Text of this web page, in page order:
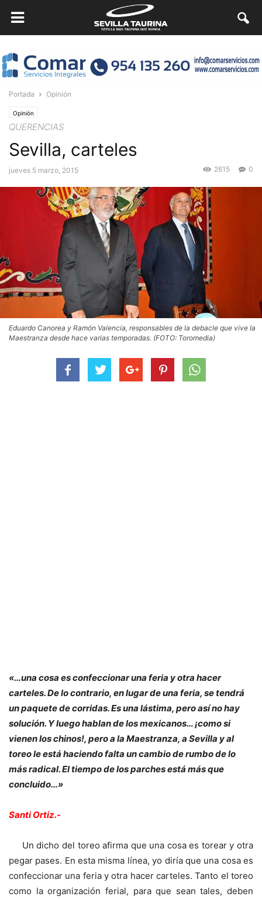
Portada Opinión
Opinión
QUERENCIAS
Sevilla, carteles
jueves 5 marzo, 2015 0
2615
Eduardo Canorea y Ramón Valencia, responsables de la debacle que vive la
Maestranza desde hace varias temporadas. (FOTO: Toromedia)
«…una cosa es confeccionar una feria y otra hacer
carteles. De lo contrario, en lugar de una feria, se tendrá
un paquete de corridas. Es una lástima, pero así no hay
solución. Y luego hablan de los mexicanos… ¡como si
vienen los chinos!, pero a la Maestranza, a Sevilla y al
toreo le está haciendo falta un cambio de rumbo de lo
más radical. El tiempo de los parches está más que
concluido…»
Santi Ortiz.-
Un dicho del toreo afirma que una cosa es torear y otra
pegar pases. En esta misma línea, yo diría que una cosa es
confeccionar una feria y otra hacer carteles. Tanto el toreo
como la organización ferial, para que sean tales, deben